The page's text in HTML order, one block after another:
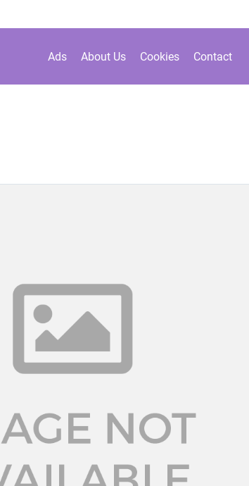
Ads About Us Cookies Contact